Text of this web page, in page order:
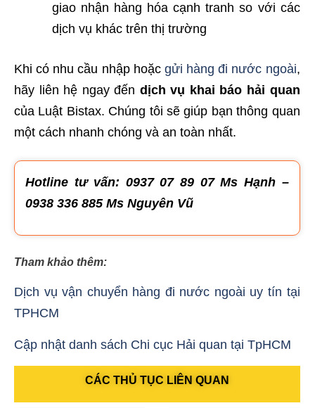
giao nhận hàng hóa cạnh tranh so với các
dịch vụ khác trên thị trường
Khi có nhu cầu nhập hoặcgửi hàng đi nước ngoài,
hãy liên hệ ngay đến dịch vụ khai báo hải quan
của Luật Bistax. Chúng tôi sẽ giúp bạn thông quan
một cách nhanh chóng và an toàn nhất.
Hotline tư vấn: 0937 07 89 07 Ms Hạnh –
0938 336 885 Ms Nguyên Vũ
Tham khảo thêm:
Dịch vụ vận chuyển hàng đi nước ngoài uy tín tại
TPHCM
Cập nhật danh sách Chi cục Hải quan tại TpHCM
CÁC THỦ TỤC LIÊN QUAN